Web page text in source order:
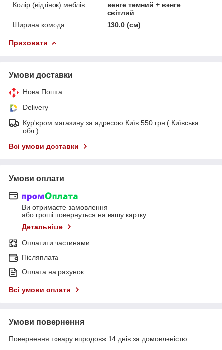
Колір (відтінок) меблів
венге темний + венге
світлий
Ширина комода
130.0 (см)
Приховати
Умови доставки
Нова Пошта
Delivery
Кур'єром магазину за адресою Київ 550 грн ( Київська
обл.)
Всі умови доставки
Умови оплати
Ви отримаєте замовлення
або гроші повернуться на вашу картку
Детальніше
Оплатити частинами
Післяплата
Оплата на рахунок
Всі умови оплати
Умови повернення
Повернення товару впродовж 14 днів за домовленістю